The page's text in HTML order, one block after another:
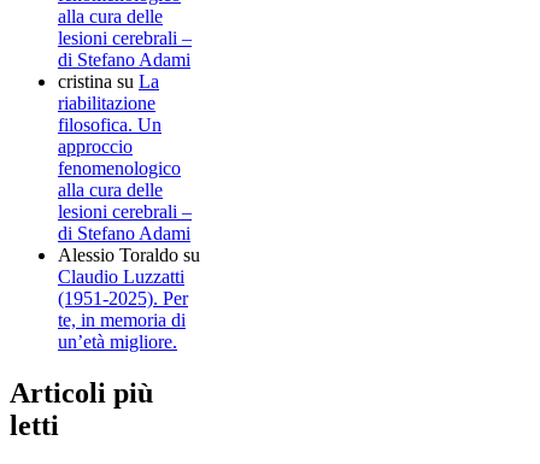
alla cura delle
lesioni cerebrali –
di Stefano Adami
cristina su La
riabilitazione
filosofica. Un
approccio
fenomenologico
alla cura delle
lesioni cerebrali –
di Stefano Adami
Alessio Toraldo su
Claudio Luzzatti
(1951-2025). Per
te, in memoria di
un’età migliore.
Articoli più
letti